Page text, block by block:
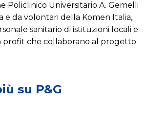
Policlinico Universitario A. Gemelli
e da volontari della Komen Italia,
sanitario di istituzioni locali e
profit che collaborano al progetto.
su P&G
I
m
p
o
s
n
o
S
u